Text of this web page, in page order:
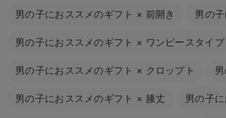
男の子におススメのギフト × 前開き 男の
男の子におススメのギフト × ワンピースタイプ
男の子におススメのギフト × クロップト
男の子におススメのギフト × 膝丈 男の子